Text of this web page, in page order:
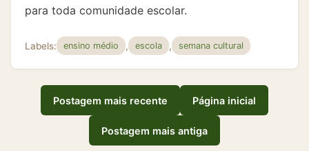
para toda comunidade escolar.
Labels: ensino médio , escola , semana cultural
Postagem mais recente Página inicial
Postagem mais antiga